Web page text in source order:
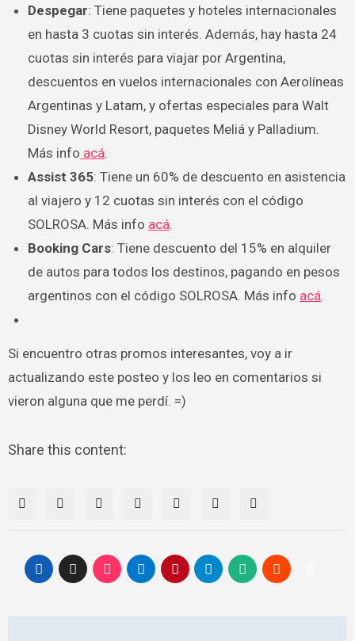
Despegar: Tiene paquetes y hoteles internacionales
en hasta 3 cuotas sin interés. Además, hay hasta 24
cuotas sin interés para viajar por Argentina,
descuentos en vuelos internacionales con Aerolíneas
Argentinas y Latam, y ofertas especiales para Walt
Disney World Resort, paquetes Meliá y Palladium.
Más info acá.
Assist 365: Tiene un 60% de descuento en asistencia
al viajero y 12 cuotas sin interés con el código
SOLROSA. Más info acá.
Booking Cars: Tiene descuento del 15% en alquiler
de autos para todos los destinos, pagando en pesos
argentinos con el código SOLROSA. Más info acá.
Si encuentro otras promos interesantes, voy a ir
actualizando este posteo y los leo en comentarios si
vieron alguna que me perdí. =)
Share this content: